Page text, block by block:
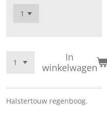
In
winkelwagen
Halstertouw regenboog.